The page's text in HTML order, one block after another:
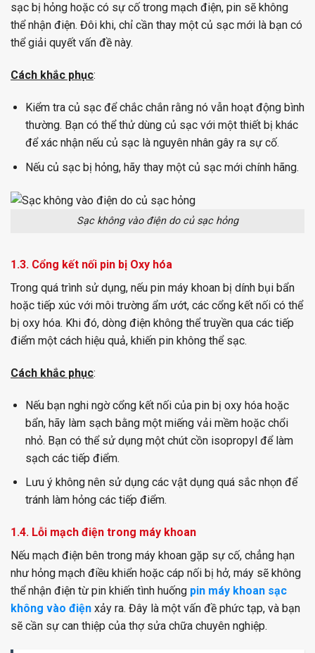
sạc bị hỏng hoặc có sự cố trong mạch điện, pin sẽ không
thể nhận điện. Đôi khi, chỉ cần thay một củ sạc mới là bạn có
thể giải quyết vấn đề này.
Cách khắc phục:
Kiểm tra củ sạc để chắc chắn rằng nó vẫn hoạt động bình
thường. Bạn có thể thử dùng củ sạc với một thiết bị khác
để xác nhận nếu củ sạc là nguyên nhân gây ra sự cố.
Nếu củ sạc bị hỏng, hãy thay một củ sạc mới chính hãng.
Sạc không vào điện do củ sạc hỏng
1.3. Cổng kết nối pin bị Oxy hóa
Trong quá trình sử dụng, nếu pin máy khoan bị dính bụi bẩn
hoặc tiếp xúc với môi trường ẩm ướt, các cổng kết nối có thể
bị oxy hóa. Khi đó, dòng điện không thể truyền qua các tiếp
điểm một cách hiệu quả, khiến pin không thể sạc.
Cách khắc phục:
Nếu bạn nghi ngờ cổng kết nối của pin bị oxy hóa hoặc
bẩn, hãy làm sạch bằng một miếng vải mềm hoặc chổi
nhỏ. Bạn có thể sử dụng một chút cồn isopropyl để làm
sạch các tiếp điểm.
Lưu ý không nên sử dụng các vật dụng quá sắc nhọn để
tránh làm hỏng các tiếp điểm.
1.4. Lỗi mạch điện trong máy khoan
Nếu mạch điện bên trong máy khoan gặp sự cố, chẳng hạn
như hỏng mạch điều khiển hoặc cáp nối bị hở, máy sẽ không
thể nhận điện từ pin khiến tình huống pin máy khoan sạc
không vào điện xảy ra. Đây là một vấn đề phức tạp, và bạn
sẽ cần sự can thiệp của thợ sửa chữa chuyên nghiệp.